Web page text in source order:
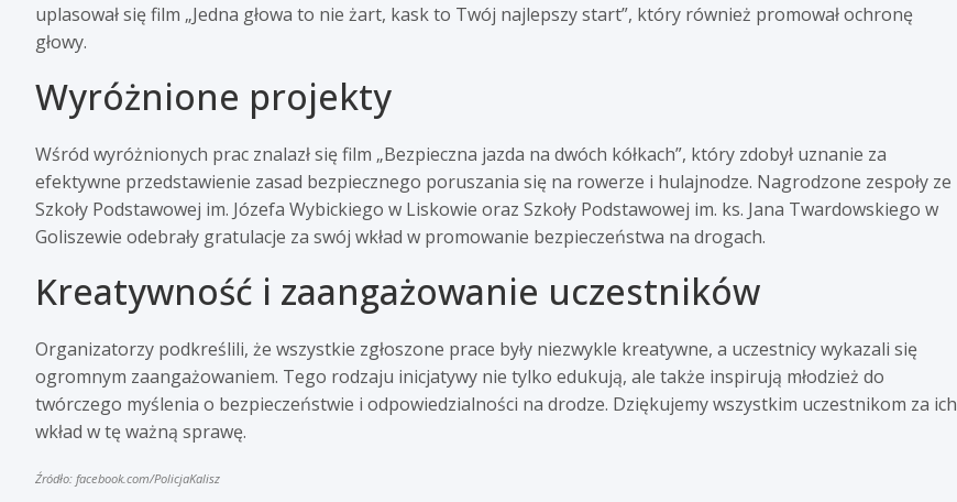
uplasował się film „Jedna głowa to nie żart, kask to Twój najlepszy start”, który również promował ochronę
głowy.
Wyróżnione projekty
Wśród wyróżnionych prac znalazł się film „Bezpieczna jazda na dwóch kółkach”, który zdobył uznanie za
efektywne przedstawienie zasad bezpiecznego poruszania się na rowerze i hulajnodze. Nagrodzone zespoły ze
Szkoły Podstawowej im. Józefa Wybickiego w Liskowie oraz Szkoły Podstawowej im. ks. Jana Twardowskiego w
Goliszewie odebrały gratulacje za swój wkład w promowanie bezpieczeństwa na drogach.
Kreatywność i zaangażowanie uczestników
Organizatorzy podkreślili, że wszystkie zgłoszone prace były niezwykle kreatywne, a uczestnicy wykazali się
ogromnym zaangażowaniem. Tego rodzaju inicjatywy nie tylko edukują, ale także inspirują młodzież do
twórczego myślenia o bezpieczeństwie i odpowiedzialności na drodze. Dziękujemy wszystkim uczestnikom za ich
wkład w tę ważną sprawę.
Źródło: facebook.com/PolicjaKalisz